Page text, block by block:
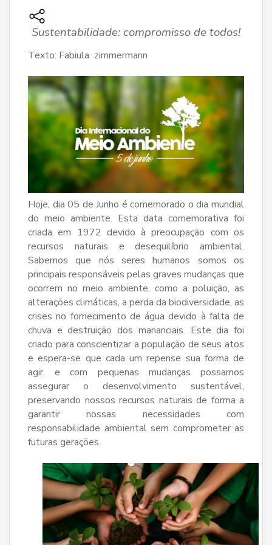
Sustentabilidade: compromisso de todos!
Texto: Fabiula zimmermann
Hoje, dia 05 de Junho é comemorado o dia mundial
do meio ambiente. Esta data comemorativa foi
criada em 1972 devido à preocupação com os
recursos naturais e desequilíbrio ambiental.
Sabemos que nós seres humanos somos os
principais responsáveis pelas graves mudanças que
ocorrem no meio ambiente, como a poluição, as
alterações climáticas, a perda da biodiversidade, as
crises no fornecimento de água devido à falta de
chuva e destruição dos mananciais. Este dia foi
criado para conscientizar a população de seus atos
e espera-se que cada um repense sua forma de
agir, e com pequenas mudanças possamos
assegurar o desenvolvimento sustentável,
preservando nossos recursos naturais de forma a
garantir nossas necessidades com
responsabilidade ambiental sem comprometer as
futuras gerações.